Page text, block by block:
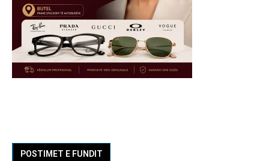
POSTIMET E FUNDIT